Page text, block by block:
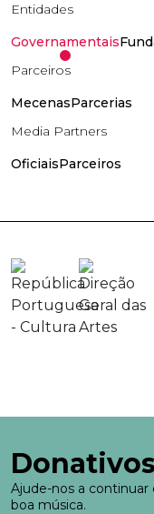
Entidades
Governamentais
Parceiros
MecenasParcerias
Media Partners
OficiaisParceiros
Donativos
Ajude-nos a continuar
boa música.